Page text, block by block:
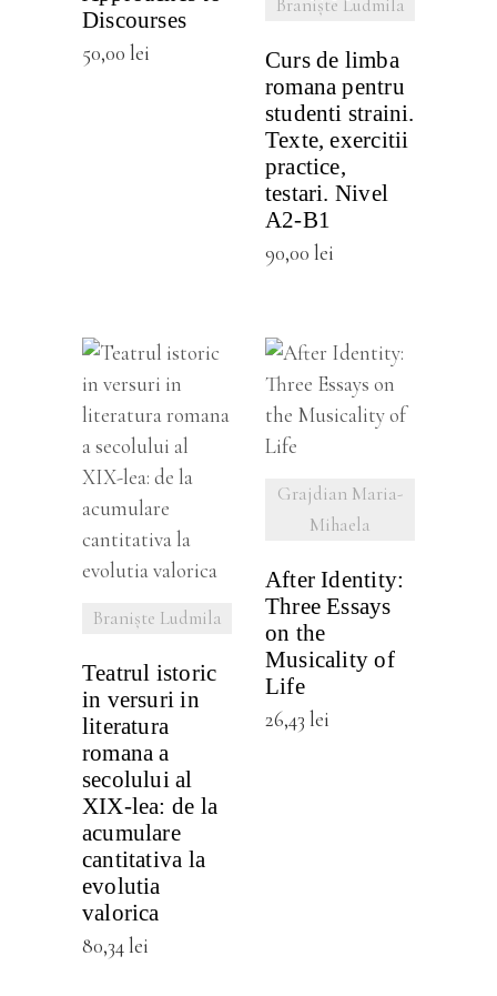
Discourses
50,00 lei
Branişte Ludmila
Curs de limba
romana pentru
studenti straini.
Texte, exercitii
practice,
testari. Nivel
A2-B1
90,00 lei
Branişte Ludmila
VEZI
DETALII
Teatrul istoric
in versuri in
literatura
romana a
secolului al
XIX-lea: de la
acumulare
cantitativa la
evolutia
valorica
80,34lei
Grajdian Maria-
Mihaela
VEZI
After Identity:
Three Essays
on the
Musicality of
Life
26,43 lei